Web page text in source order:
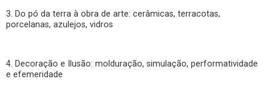
3. Do pó da terra à obra de arte: cerâmicas, terracotas,
porcelanas, azulejos, vidros
4. Decoração e Ilusão: molduração, simulação, performatividade
e efemeridade